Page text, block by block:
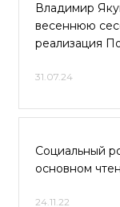
Владимир
весеннюю
реализация
31.07.24
Социальный
основном
24.11.22